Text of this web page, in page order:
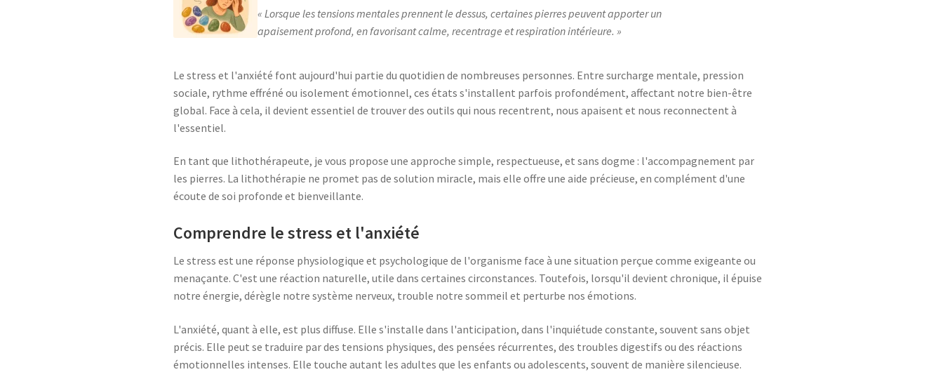
Lorsque les tensions mentales prennent le dessus, certaines pierres peuvent apporter un
apaisement profond, en favorisant calme, recentrage et respiration intérieure.
Le stress et l'anxiété font aujourd'hui partie du quotidien de nombreuses personnes. Entre surcharge mentale, pression
sociale, rythme effréné ou isolement émotionnel, ces états s'installent parfois profondément, affectant notre bien-être
global. Face à cela, il devient essentiel de trouver des outils qui nous recentrent, nous apaisent et nous reconnectent à
l'essentiel.
En tant que lithothérapeute, je vous propose une approche simple, respectueuse, et sans dogme : l'accompagnement par
les pierres. La lithothérapie ne promet pas de solution miracle, mais elle offre une aide précieuse, en complément d'une
écoute de soi profonde et bienveillante.
Comprendre le stress et l'anxiété
Le stress est une réponse physiologique et psychologique de l'organisme face à une situation perçue comme exigeante ou
menaçante. C'est une réaction naturelle, utile dans certaines circonstances. Toutefois, lorsqu'il devient chronique, il épuise
notre énergie, dérègle notre système nerveux, trouble notre sommeil et perturbe nos émotions.
L'anxiété, quant à elle, est plus diffuse. Elle s'installe dans l'anticipation, dans l'inquiétude constante, souvent sans objet
précis. Elle peut se traduire par des tensions physiques, des pensées récurrentes, des troubles digestifs ou des réactions
émotionnelles intenses. Elle touche autant les adultes que les enfants ou adolescents, souvent de manière silencieuse.